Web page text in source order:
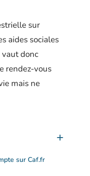
sur
aides sociales
vaut donc
rendez-vous
mais ne
sur Caf.fr